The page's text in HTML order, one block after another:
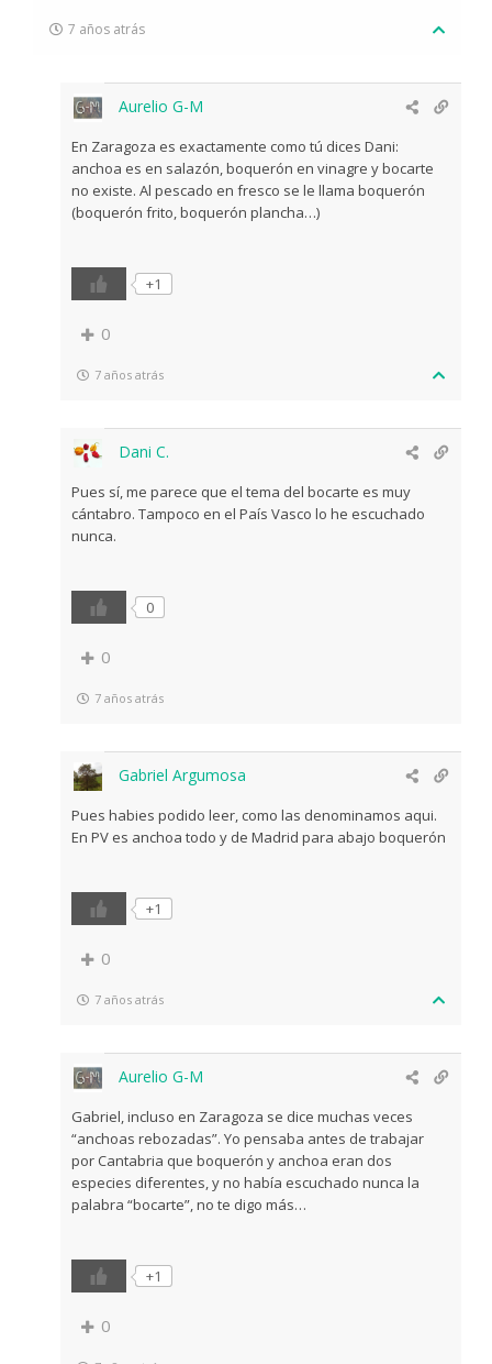
7 años atrás
Aurelio G-M
En Zaragoza es exactamente como tú dices Dani:
anchoa es en salazón, boquerón en vinagre y bocarte
no existe. Al pescado en fresco se le llama boquerón
(boquerón frito, boquerón plancha…)
+1
0
7 años atrás
Dani C.
Pues sí, me parece que el tema del bocarte es muy
cántabro. Tampoco en el País Vasco lo he escuchado
nunca.
0
0
7 años atrás
Gabriel Argumosa
Pues habies podido leer, como las denominamos aqui.
En PV es anchoa todo y de Madrid para abajo boquerón
+1
0
7 años atrás
Aurelio G-M
Gabriel, incluso en Zaragoza se dice muchas veces
“anchoas rebozadas”. Yo pensaba antes de trabajar
por Cantabria que boquerón y anchoa eran dos
especies diferentes, y no había escuchado nunca la
palabra “bocarte”, no te digo más…
+1
0